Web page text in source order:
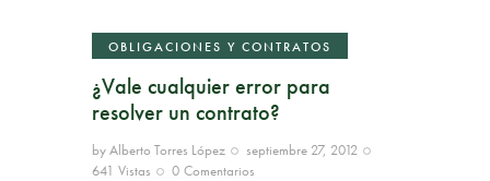
OBLIGACIONES Y CONTRATOS
¿Vale cualquier error para
resolver un contrato?
byAlberto Torres López
septiembre 27, 2012
641 Vistas 0 Comentarios